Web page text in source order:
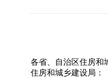
各省、自治区住房和
住房和城乡建设局：